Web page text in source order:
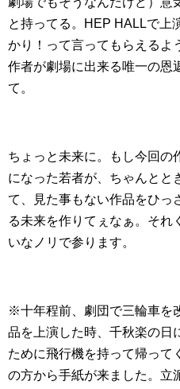
と持ってる。HEP HALLで上
かり！って言ってもらえるよ
作者が劇場に出来る唯一の恩
て。
ちょっと未来に。もし今回の
になった若者が、ちゃんとと
て、見た事もない作品をひっ
る未来を作りてぇなぁ。それ
いなノリで参ります。
※十年程前、劇団で三輪車を
品を上演した時、千秋楽の日
ために飛行機を持って帰って
の方から手紙が来ました。立